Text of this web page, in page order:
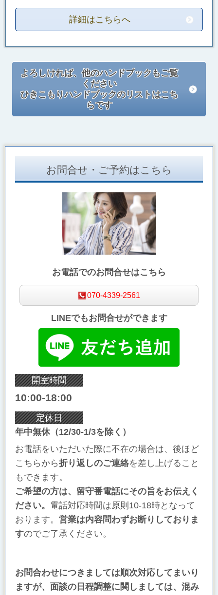
詳細はこちらへ
よろしければ、他のハンドブックもご覧
ください
ひきこもりハンドブックのリストはこち
らです
お問合せ・ご予約はこちら
お電話でのお問合せはこちら
070-4339-2561
LINEでもお問合せができます
開室時間
10:00-18:00
定休日
年中無休（12/30-1/3を除く）
お電話をいただいた際に不在の場合は、後ほど
こちらから折り返しのご連絡を差し上げること
もできます。
ご希望の方は、留守番電話にその旨をお伝えく
ださい。 電話対応時間は原則10-18時となって
おります。 営業は内容問わずお断りしておりま
すのでご了承ください。
お問合わせにつきましては順次対応してまいり
ますが、面談の日程調整に関しましては、混み